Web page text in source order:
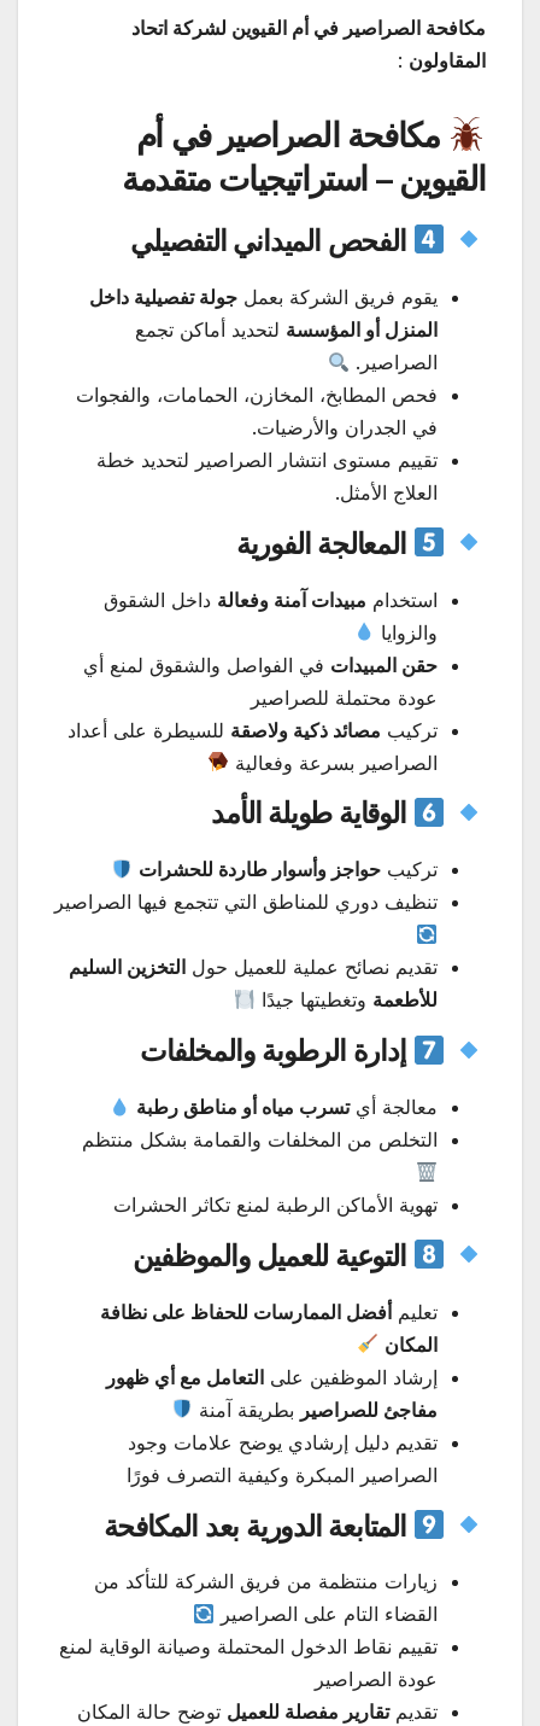
مكافحة الصراصير في أم القيوين لشركة اتحاد
المقاولون :
مكافحة الصراصير في أم
القيوين – استراتيجيات متقدمة
الفحص الميداني التفصيلي
يقوم فريق الشركة بعمل جولة تفصيلية داخل
المنزل أو المؤسسة لتحديد أماكن تجمع
الصراصير.
فحص المطابخ، المخازن، الحمامات، والفجوات
في الجدران والأرضيات.
تقييم مستوى انتشار الصراصير لتحديد خطة
العلاج الأمثل.
المعالجة الفورية
استخدام مبيدات آمنة وفعالة داخل الشقوق
والزوايا
حقن المبيدات في الفواصل والشقوق لمنع أي
عودة محتملة للصراصير
تركيب مصائد ذكية ولاصقة للسيطرة على أعداد
الصراصير بسرعة وفعالية
الوقاية طويلة الأمد
تركيب حواجز وأسوار طاردة للحشرات
تنظيف دوري للمناطق التي تتجمع فيها الصراصير
تقديم نصائح عملية للعميل حول التخزين السليم
للأطعمة وتغطيتها جيدًا
إدارة الرطوبة والمخلفات
معالجة أيتسرب مياه أو مناطق رطبة
التخلص من المخلفات والقمامة بشكل منتظم
تهوية الأماكن الرطبة لمنع تكاثر الحشرات
التوعية للعميل والموظفين
تعليمأفضل الممارسات للحفاظ على نظافة
المكان
إرشاد الموظفين على التعامل مع أي ظهور
مفاجئ للصراصير بطريقة آمنة
تقديم دليل إرشادي يوضح علامات وجود
الصراصير المبكرة وكيفية التصرف فورًا
المتابعة الدورية بعد المكافحة
زيارات منتظمة من فريق الشركة للتأكد من
القضاء التام على الصراصير
تقييم نقاط الدخول المحتملة وصيانة الوقاية لمنع
عودة الصراصير
تقديمتقارير مفصلة للعميل توضح حالة المكان